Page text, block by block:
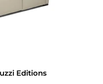
Editions